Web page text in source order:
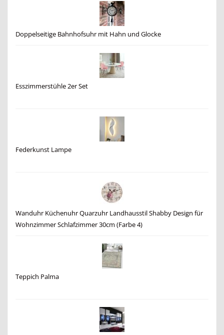
Doppelseitige Bahnhofsuhr mit Hahn und Glocke
Esszimmerstühle 2er Set
Federkunst Lampe
Wanduhr Küchenuhr Quarzuhr Landhausstil Shabby Design für
Wohnzimmer Schlafzimmer 30cm (Farbe 4)
Teppich Palma